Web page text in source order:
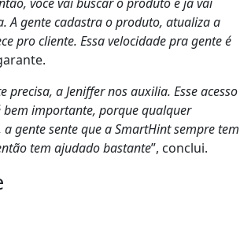
A gente cadastra o produto, atualiza a
pro cliente. Essa velocidade pra gente é
precisa, a Jeniffer nos auxilia. Esse acesso
importante, porque qualquer
gente sente que a SmartHint sempre tem
tem ajudado bastante”, conclui.